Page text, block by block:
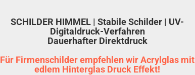
SCHILDER HIMMEL | Stabile Schilder | UV-
Digitaldruck-Verfahren
Dauerhafter Direktdruck
Für Firmenschilder empfehlen wir Acrylglas mit
edlem Hinterglas Druck Effekt!